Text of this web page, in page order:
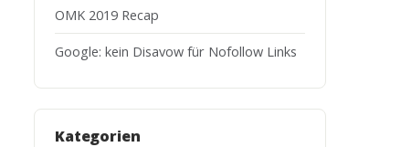
OMK 2019 Recap
Google: kein Disavow für Nofollow Links
Kategorien